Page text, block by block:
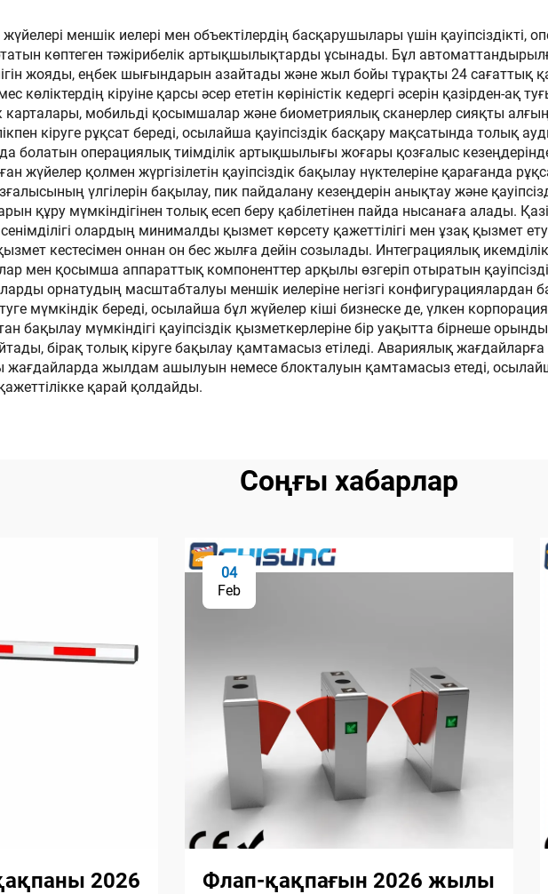
жоғары
жарықтықтағы LCD
экраны
дюймдық LCD
меншік иелері мен объектілердің басқарушылары үшін қауіпсіздікті,
көптеген тәжірибелік артықшылықтарды ұсынады. Бұл
жояды, еңбек шығындарын азайтады және жыл бойы тұрақты 24 сағаттық
көліктердің кіруіне қарсы әсер ететін көріністік кедергі әсерін
карталары, мобильді қосымшалар және биометриялық сканерлер сияқты
кіруге рұқсат береді, осылайша қауіпсіздік басқару мақсатында толық
болатын операциялық тиімділік артықшылығы жоғары қозғалыс
жүйелер қолмен жүргізілетін қауіпсіздік бақылау нүктелеріне қарағанда
үлгілерін бақылау, пик пайдалану кезеңдерін анықтау және
құру мүмкіндігінен толық есеп беру қабілетінен пайда нысанаға алады.
сенімділігі олардың минималды қызмет көрсету қажеттілігі мен ұзақ қызмет
кестесімен оннан он бес жылға дейін созылады. Интеграциялық
мен қосымша аппараттық компоненттер арқылы өзгеріп отыратын
орнатудың масштабталуы меншік иелеріне негізгі конфигурациялардан
мүмкіндік береді, осылайша бұл жүйелер кіші бизнеске де, үлкен
бақылау мүмкіндігі қауіпсіздік қызметкерлеріне бір уақытта бірнеше
бірақ толық кіруге бақылау қамтамасыз етіледі. Авариялық жағдайларға
жағдайларда жылдам ашылуын немесе блокталуын қамтамасыз етеді,
қарай қолдайды.
Соңғы хабарлар
2026
04
Feb
Флап-қақпағын 2026 жылы